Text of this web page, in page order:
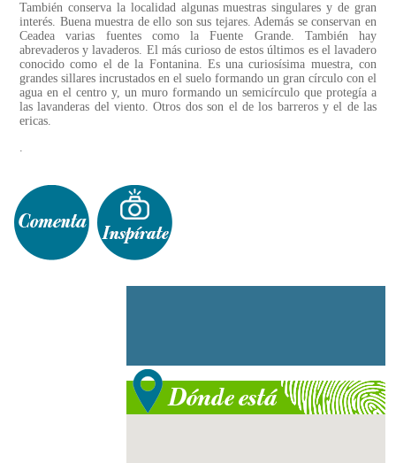
También conserva la localidad algunas muestras singulares y de gran
interés. Buena muestra de ello son sus tejares. Además se conservan en
Ceadea varias fuentes como la Fuente Grande. También hay
abrevaderos y lavaderos. El más curioso de estos últimos es el lavadero
conocido como el de la Fontanina. Es una curiosísima muestra, con
grandes sillares incrustados en el suelo formando un gran círculo con el
agua en el centro y, un muro formando un semicírculo que protegía a
las lavanderas del viento. Otros dos son el de los barreros y el de las
ericas.
.